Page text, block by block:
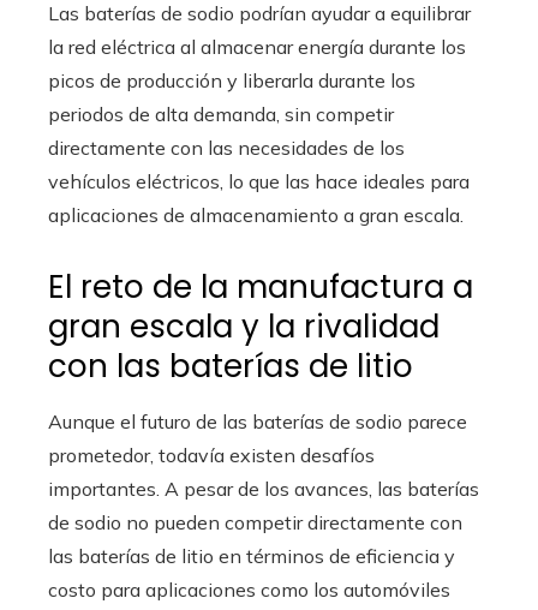
Las baterías de sodio podrían ayudar a equilibrar
la red eléctrica al almacenar energía durante los
picos de producción y liberarla durante los
periodos de alta demanda, sin competir
directamente con las necesidades de los
vehículos eléctricos, lo que las hace ideales para
aplicaciones de almacenamiento a gran escala.
El reto de la manufactura a
gran escala y la rivalidad
con las baterías de litio
Aunque el futuro de las baterías de sodio parece
prometedor, todavía existen desafíos
importantes. A pesar de los avances, las baterías
de sodio no pueden competir directamente con
las baterías de litio en términos de eficiencia y
costo para aplicaciones como los automóviles